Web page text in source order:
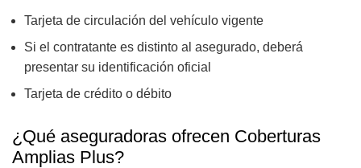
Tarjeta de circulación del vehículo vigente
Si el contratante es distinto al asegurado, deberá
presentar su identificación oficial
Tarjeta de crédito o débito
¿Qué aseguradoras ofrecen Coberturas
Amplias Plus?